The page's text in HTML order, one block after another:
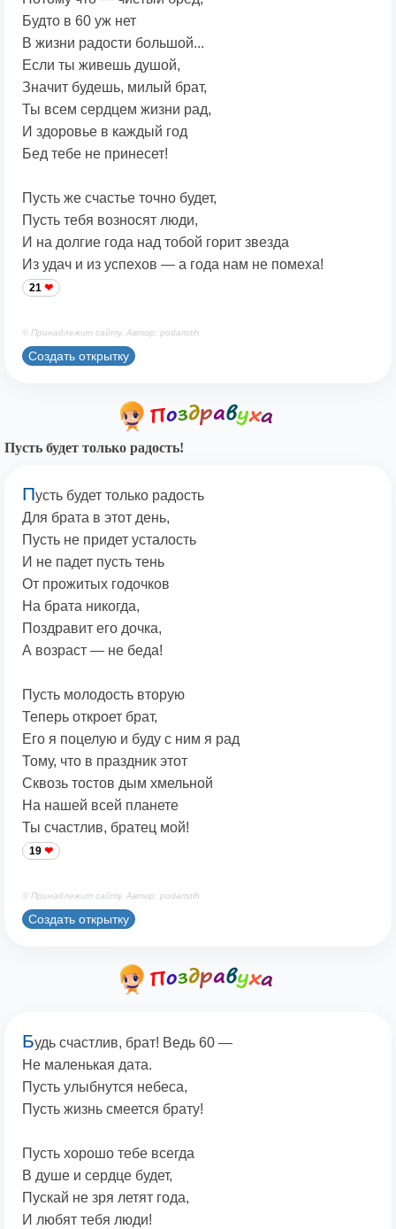
Будто в 60 уж нет
В жизни радости большой...
Если ты живешь душой,
Значит будешь, милый брат,
Ты всем сердцем жизни рад,
И здоровье в каждый год
Бед тебе не принесет!
Пусть же счастье точно будет,
Пусть тебя возносят люди,
И на долгие года над тобой горит звезда
Из удач и из успехов — а года нам не помеха!
21
© Принадлежит сайту. Автор: podaristih
Создать открытку
Пусть будет только радость!
Пусть будет только радость
Для брата в этот день,
Пусть не придет усталость
И не падет пусть тень
От прожитых годочков
На брата никогда,
Поздравит его дочка,
А возраст — не беда!
Пусть молодость вторую
Теперь откроет брат,
Его я поцелую и буду с ним я рад
Тому, что в праздник этот
Сквозь тостов дым хмельной
На нашей всей планете
Ты счастлив, братец мой!
19
© Принадлежит сайту. Автор: podaristih
Создать открытку
Будь счастлив, брат! Ведь 60 —
Не маленькая дата.
Пусть улыбнутся небеса,
Пусть жизнь смеется брату!
Пусть хорошо тебе всегда
В душе и сердце будет,
Пускай не зря летят года,
И любят тебя люди!